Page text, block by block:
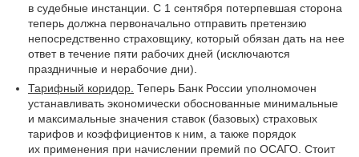
в судебные инстанции. С 1 сентября потерпевшая сторона
теперь должна первоначально отправить претензию
непосредственно страховщику, который обязан дать на нее
ответ в течение пяти рабочих дней (исключаются
праздничные и нерабочие дни).
Тарифный коридор. Теперь Банк России уполномочен
устанавливать экономически обоснованные минимальные
и максимальные значения ставок (базовых) страховых
тарифов и коэффициентов к ним, а также порядок
их применения при начислении премий по ОСАГО. Стоит